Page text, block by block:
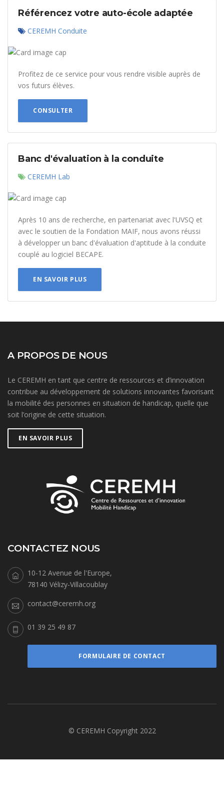
Référencez votre auto-école adaptée
CEREMH Conduite
Profitez de ce service pour vous rendre visible auprès de
vos futurs élèves.
CONSULTER
Banc d'évaluation à la conduite
CEREMH Lab
Après 10 ans de recherche, en partenariat avec l'UVSQ et
avec le soutien de la Fondation MAIF, nous avons réussi
à développer un banc d'évaluation d'aptitude à la conduite
couplé au logiciel BECAPE.
EN SAVOIR PLUS
A PROPOS DE NOUS
Le CEREMH en tant que centre de ressources et d’innovation
contribue au développement de solutions innovantes favorisant
la mobilité des personnes en situation de handicap, quelle que
soit l’origine de cette situation.
EN SAVOIR PLUS
CONTACTEZ NOUS
10-12 Avenue de l'Europe,
78140 Vélizy-Villacoublay
contact@ceremh.org
01 39 25 49 87
FORMULAIRE DE CONTACT
© CEREMH Copyright 2022